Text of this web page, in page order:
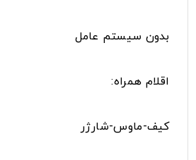
بدون سیستم عامل
اقلام همراه:
کیف-ماوس-شارژر